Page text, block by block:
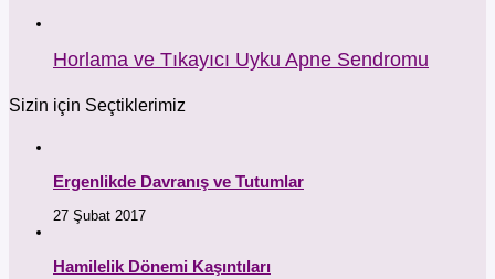
Horlama ve Tıkayıcı Uyku Apne Sendromu
Sizin için Seçtiklerimiz
Ergenlikde Davranış ve Tutumlar
27 Şubat 2017
Hamilelik Dönemi Kaşıntıları